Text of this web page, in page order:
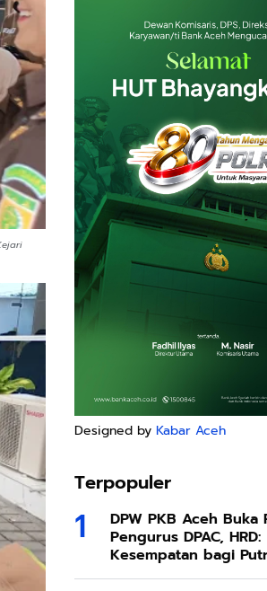
Designed by Kabar Aceh
Terpopuler
DPW PKB Aceh Buka
Pengurus DPAC, HRD:
Kesempatan bagi
Terbaik Aceh